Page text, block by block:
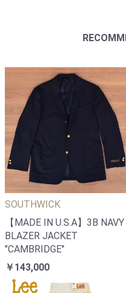
SOUTHWICK
【MADE IN U.S.A】3B NAVY
BLAZER JACKET
"CAMBRIDGE"
￥143,000